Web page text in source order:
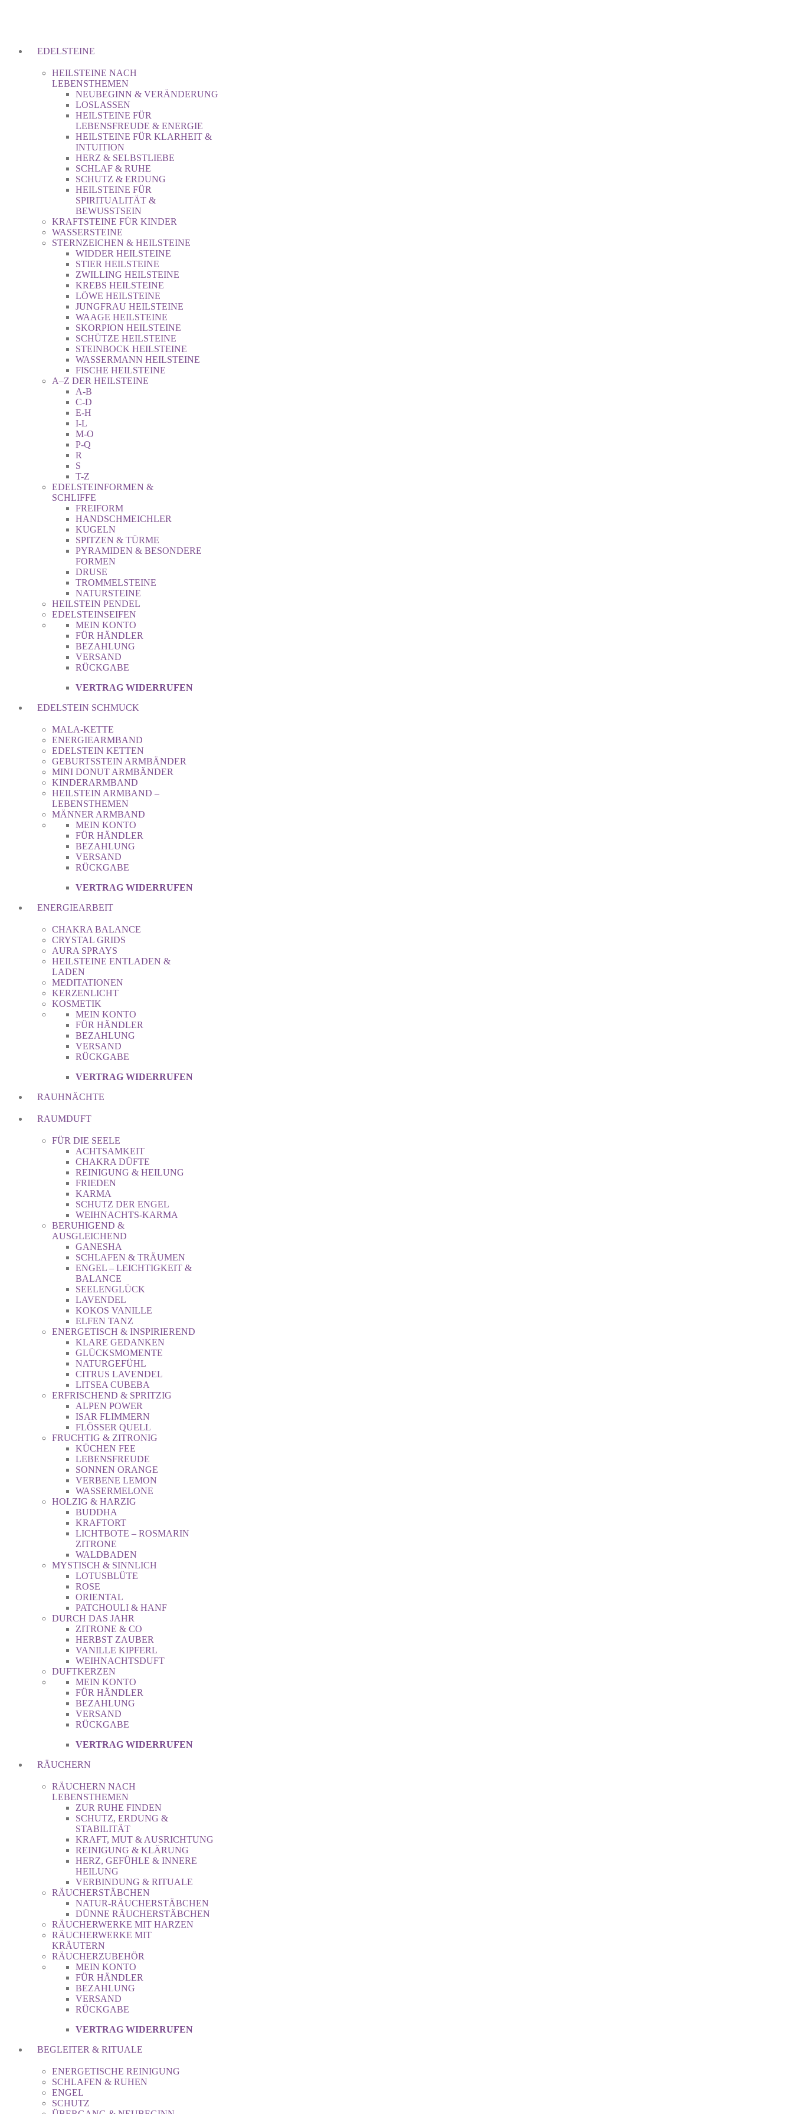
EDELSTEINE
HEILSTEINE NACH
LEBENSTHEMEN
NEUBEGINN & VERÄNDERUNG
LOSLASSEN
HEILSTEINE FÜR
LEBENSFREUDE & ENERGIE
HEILSTEINE FÜR KLARHEIT &
INTUITION
HERZ & SELBSTLIEBE
SCHLAF & RUHE
SCHUTZ & ERDUNG
HEILSTEINE FÜR
SPIRITUALITÄT &
BEWUSSTSEIN
KRAFTSTEINE FÜR KINDER
WASSERSTEINE
STERNZEICHEN & HEILSTEINE
WIDDER HEILSTEINE
STIER HEILSTEINE
ZWILLING HEILSTEINE
KREBS HEILSTEINE
LÖWE HEILSTEINE
JUNGFRAU HEILSTEINE
WAAGE HEILSTEINE
SKORPION HEILSTEINE
SCHÜTZE HEILSTEINE
STEINBOCK HEILSTEINE
WASSERMANN HEILSTEINE
FISCHE HEILSTEINE
A–Z DER HEILSTEINE
A-B
C-D
E-H
I-L
M-O
P-Q
R
S
T-Z
EDELSTEINFORMEN &
SCHLIFFE
FREIFORM
HANDSCHMEICHLER
KUGELN
SPITZEN & TÜRME
PYRAMIDEN & BESONDERE
FORMEN
DRUSE
TROMMELSTEINE
NATURSTEINE
HEILSTEIN PENDEL
EDELSTEINSEIFEN
MEIN KONTO
FÜR HÄNDLER
BEZAHLUNG
VERSAND
RÜCKGABE
VERTRAG WIDERRUFEN
EDELSTEIN SCHMUCK
MALA-KETTE
ENERGIEARMBAND
EDELSTEIN KETTEN
GEBURTSSTEIN ARMBÄNDER
MINI DONUT ARMBÄNDER
KINDERARMBAND
HEILSTEIN ARMBAND –
LEBENSTHEMEN
MÄNNER ARMBAND
MEIN KONTO
FÜR HÄNDLER
BEZAHLUNG
VERSAND
RÜCKGABE
VERTRAG WIDERRUFEN
ENERGIEARBEIT
CHAKRA BALANCE
CRYSTAL GRIDS
AURA SPRAYS
HEILSTEINE ENTLADEN &
LADEN
MEDITATIONEN
KERZENLICHT
KOSMETIK
MEIN KONTO
FÜR HÄNDLER
BEZAHLUNG
VERSAND
RÜCKGABE
VERTRAG WIDERRUFEN
RAUHNÄCHTE
RAUMDUFT
FÜR DIE SEELE
ACHTSAMKEIT
CHAKRA DÜFTE
REINIGUNG & HEILUNG
FRIEDEN
KARMA
SCHUTZ DER ENGEL
WEIHNACHTS-KARMA
BERUHIGEND &
AUSGLEICHEND
GANESHA
SCHLAFEN & TRÄUMEN
ENGEL – LEICHTIGKEIT &
BALANCE
SEELENGLÜCK
LAVENDEL
KOKOS VANILLE
ELFEN TANZ
ENERGETISCH & INSPIRIEREND
KLARE GEDANKEN
GLÜCKSMOMENTE
NATURGEFÜHL
CITRUS LAVENDEL
LITSEA CUBEBA
ERFRISCHEND & SPRITZIG
ALPEN POWER
ISAR FLIMMERN
FLÖSSER QUELL
FRUCHTIG & ZITRONIG
KÜCHEN FEE
LEBENSFREUDE
SONNEN ORANGE
VERBENE LEMON
WASSERMELONE
HOLZIG & HARZIG
BUDDHA
KRAFTORT
LICHTBOTE – ROSMARIN
ZITRONE
WALDBADEN
MYSTISCH & SINNLICH
LOTUSBLÜTE
ROSE
ORIENTAL
PATCHOULI & HANF
DURCH DAS JAHR
ZITRONE & CO
HERBST ZAUBER
VANILLE KIPFERL
WEIHNACHTSDUFT
DUFTKERZEN
MEIN KONTO
FÜR HÄNDLER
BEZAHLUNG
VERSAND
RÜCKGABE
VERTRAG WIDERRUFEN
RÄUCHERN
RÄUCHERN NACH
LEBENSTHEMEN
ZUR RUHE FINDEN
SCHUTZ, ERDUNG &
STABILITÄT
KRAFT, MUT & AUSRICHTUNG
REINIGUNG & KLÄRUNG
HERZ, GEFÜHLE & INNERE
HEILUNG
VERBINDUNG & RITUALE
RÄUCHERSTÄBCHEN
NATUR-RÄUCHERSTÄBCHEN
DÜNNE RÄUCHERSTÄBCHEN
RÄUCHERWERKE MIT HARZEN
RÄUCHERWERKE MIT
KRÄUTERN
RÄUCHERZUBEHÖR
MEIN KONTO
FÜR HÄNDLER
BEZAHLUNG
VERSAND
RÜCKGABE
VERTRAG WIDERRUFEN
BEGLEITER & RITUALE
ENERGETISCHE REINIGUNG
SCHLAFEN & RUHEN
ENGEL
SCHUTZ